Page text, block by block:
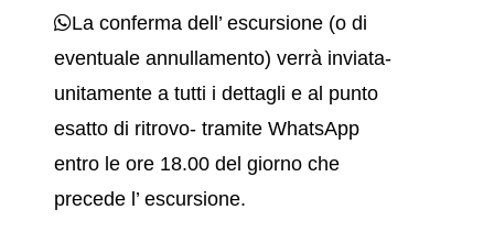
La conferma dell’ escursione (o di
eventuale annullamento) verrà inviata-
unitamente a tutti i dettagli e al punto
esatto di ritrovo- tramite WhatsApp
entro le ore 18.00 del giorno che
precede l’ escursione.